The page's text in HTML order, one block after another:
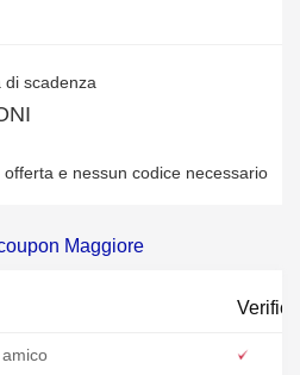
di scadenza
e nessun codice necessario
Maggiore